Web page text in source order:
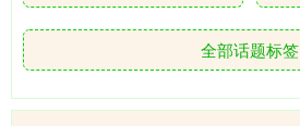
全部话题标签